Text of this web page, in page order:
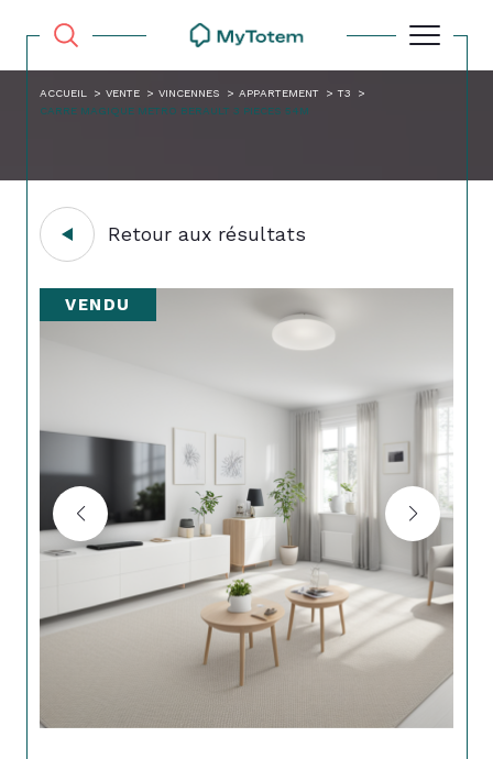
ACCUEIL VENTE VINCENNES APPARTEMENT
T3
CARRE MAGIQUE METRO BERAULT 3 PIECES 54M
Retour aux résultats
VENDU